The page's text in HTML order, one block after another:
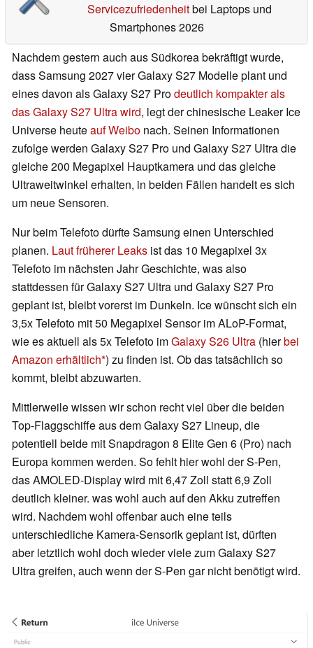
Servicezufriedenheitbei Laptops und
Smartphones 2026
Nachdem gestern auch aus Südkorea bekräftigt wurde,
dass Samsung 2027 vier Galaxy S27 Modelle plant und
eines davon als Galaxy S27 Prodeutlich kompakter als
das Galaxy S27 Ultra wird, legt der chinesische Leaker Ice
Universe heuteauf Weibo nach. Seinen Informationen
zufolge werden Galaxy S27 Pro und Galaxy S27 Ultra die
gleiche 200 Megapixel Hauptkamera und das gleiche
Ultraweitwinkel erhalten, in beiden Fällen handelt es sich
um neue Sensoren.
Nur beim Telefoto dürfte Samsung einen Unterschied
planen. Laut früherer Leaks ist das 10 Megapixel 3x
Telefoto im nächsten Jahr Geschichte, was also
stattdessen für Galaxy S27 Ultra und Galaxy S27 Pro
geplant ist, bleibt vorerst im Dunkeln. Ice wünscht sich ein
3,5x Telefoto mit 50 Megapixel Sensor im ALoP-Format,
wie es aktuell als 5x Telefoto imGalaxy S26 Ultra (hierbei
Amazon erhältlich ) zu finden ist. Ob das tatsächlich so
kommt, bleibt abzuwarten.
Mittlerweile wissen wir schon recht viel über die beiden
Top-Flaggschiffe aus dem Galaxy S27 Lineup, die
potentiell beide mit Snapdragon 8 Elite Gen 6 (Pro) nach
Europa kommen werden. So fehlt hier wohl der S-Pen,
das AMOLED-Display wird mit 6,47 Zoll statt 6,9 Zoll
deutlich kleiner. was wohl auch auf den Akku zutreffen
wird. Nachdem wohl offenbar auch eine teils
unterschiedliche Kamera-Sensorik geplant ist, dürften
aber letztlich wohl doch wieder viele zum Galaxy S27
Ultra greifen, auch wenn der S-Pen gar nicht benötigt wird.